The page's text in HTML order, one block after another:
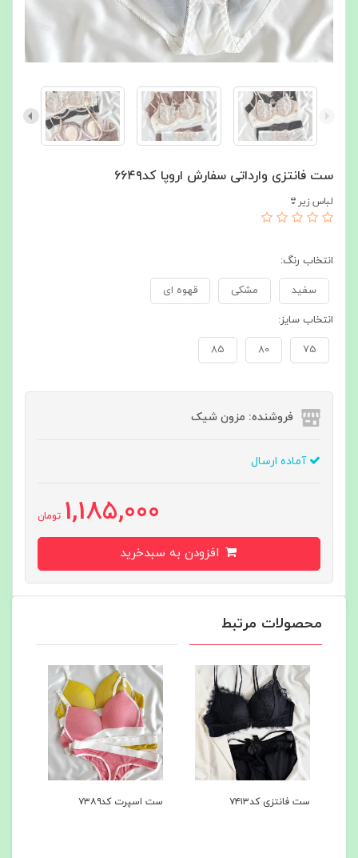
ست فانتزی وارداتی سفارش اروپا کد۶۶۴۹
لباس زیر👙
انتخاب رنگ:
سفید مشکی قهوه ای
انتخاب سایز:
75
80
85
فروشنده: مزون شیک
آماده ارسال
1,185,000 تومان
محصولات مرتبط
ست فانتزی کد۷۴۱۳ ست اسپرت کد۷۳۸۹